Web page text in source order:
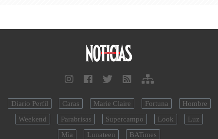
Diario Perfil Caras Marie Claire Fortuna
Hombre
Weekend
Parabrisas Supercampo Look
Luz
Mía
Lunateen BATimes